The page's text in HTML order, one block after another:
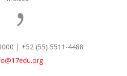
| +52 (55) 5511-4488